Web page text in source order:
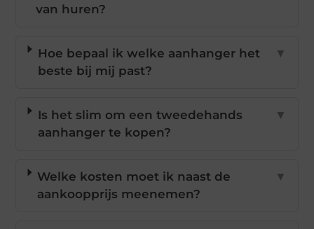
van huren?
Hoe bepaal ik welke aanhanger het
beste bij mij past?
▼
Is het slim om een tweedehands
aanhanger te kopen?
▼
Welke kosten moet ik naast de
aankoopprijs meenemen?
▼